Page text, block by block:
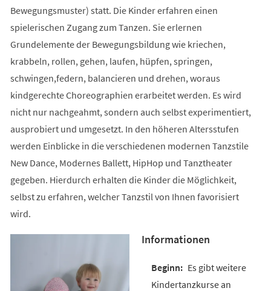
Bewegungsmuster) statt. Die Kinder erfahren einen
spielerischen Zugang zum Tanzen. Sie erlernen
Grundelemente der Bewegungsbildung wie kriechen,
krabbeln, rollen, gehen, laufen, hüpfen, springen,
schwingen,federn, balancieren und drehen, woraus
kindgerechte Choreographien erarbeitet werden. Es wird
nicht nur nachgeahmt, sondern auch selbst experimentiert,
ausprobiert und umgesetzt. In den höheren Altersstufen
werden Einblicke in die verschiedenen modernen Tanzstile
New Dance, Modernes Ballett, HipHop und Tanztheater
gegeben. Hierdurch erhalten die Kinder die Möglichkeit,
selbst zu erfahren, welcher Tanzstil von Ihnen favorisiert
wird.
Informationen
Es gibt weitere
Kindertanzkurse an